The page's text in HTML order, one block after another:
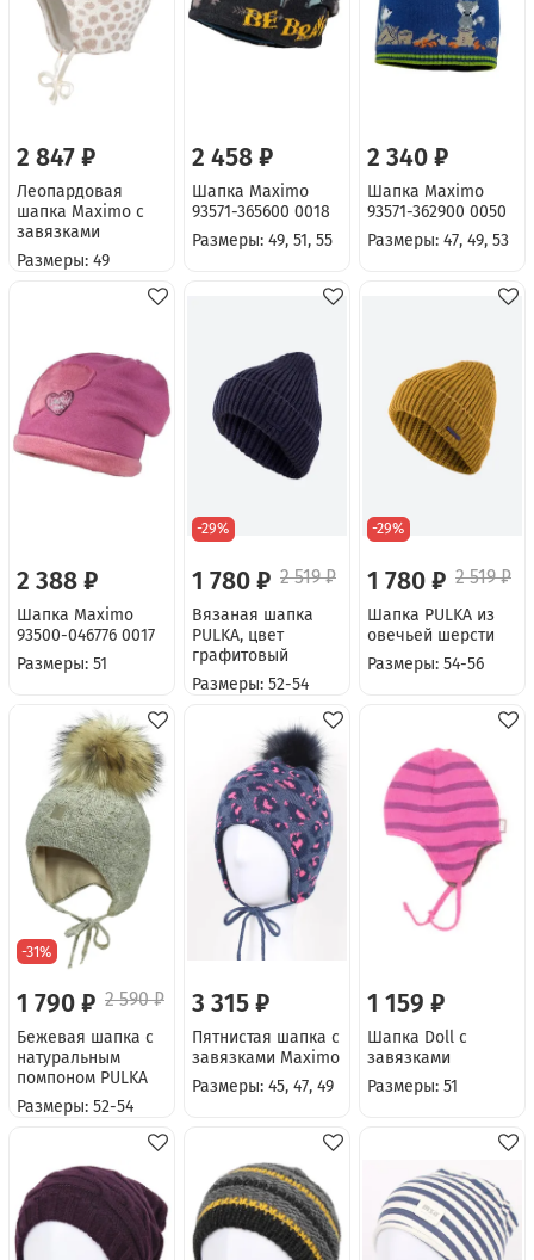
2 847 ₽
Леопардовая
шапка Maximo с
завязками
Размеры: 49
2 458 ₽
Шапка Maximo
93571-365600 0018
Размеры: 49, 51, 55
2 340 ₽
Шапка Maximo
93571-362900 0050
Размеры: 47, 49, 53
2 388 ₽
Шапка Maximo
93500-046776 0017
Размеры: 51
-29%
1 780 ₽ 2 519 ₽
Вязаная шапка
PULKA, цвет
графитовый
Размеры: 52-54
-29%
1 780 ₽ 2 519 ₽
Шапка PULKA из
овечьей шерсти
Размеры: 54-56
-31%
1 790 ₽ 2 590 ₽
Бежевая шапка с
натуральным
помпоном PULKA
Размеры: 52-54
3 315 ₽
Пятнистая шапка с
завязками Maximo
Размеры: 45, 47, 49
1 159 ₽
Шапка Doll с
завязками
Размеры: 51